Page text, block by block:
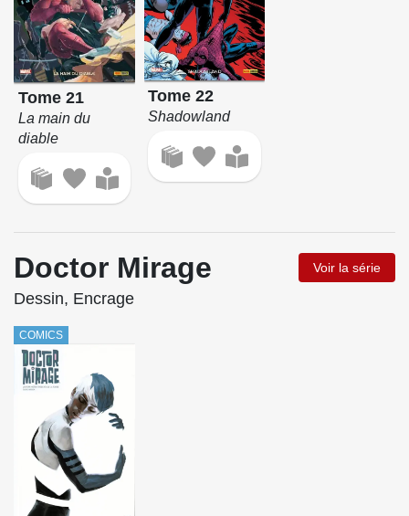
Tome 21
La main du
diable
Tome 22
Shadowland
Doctor Mirage Voir la série
Dessin, Encrage
COMICS